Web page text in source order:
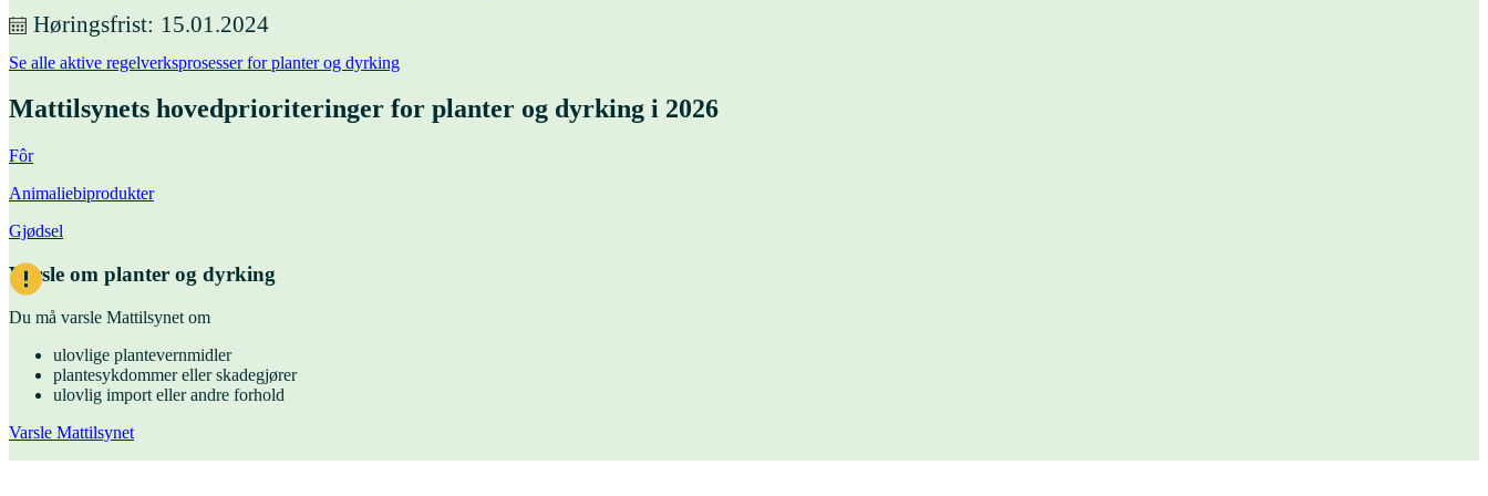
Høringsfrist 15.01.2024
Se alle aktive regelverksprosesser for planter og dyrking
Mattilsynets hovedprioriteringer for planter og dyrking i 2026
Fôr
Animaliebiprodukter
Gjødsel
Varsle om planter og dyrking
Du må varsle Mattilsynet om
ulovlige plantevernmidler
plantesykdommer eller skadegjører
ulovlig import eller andre forhold
Varsle Mattilsynet